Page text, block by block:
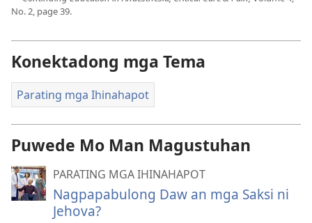
No. 2, page 39.
Konektadong mga Tema
Parating mga Ihinahapot
Puwede Mo Man Magustuhan
PARATING MGA IHINAHAPOT
Nagpapabulong Daw an mga Saksi ni
Jehova?